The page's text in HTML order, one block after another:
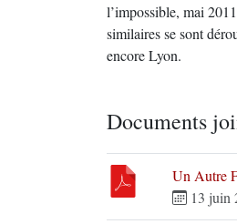
l’impossible, mai
similaires se sont
encore Lyon.
Documents
Un Autre
13 juin